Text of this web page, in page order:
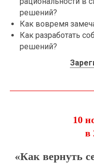
решений?
Как вовремя
Как разработать
решений?
10
в
«Как вернуть